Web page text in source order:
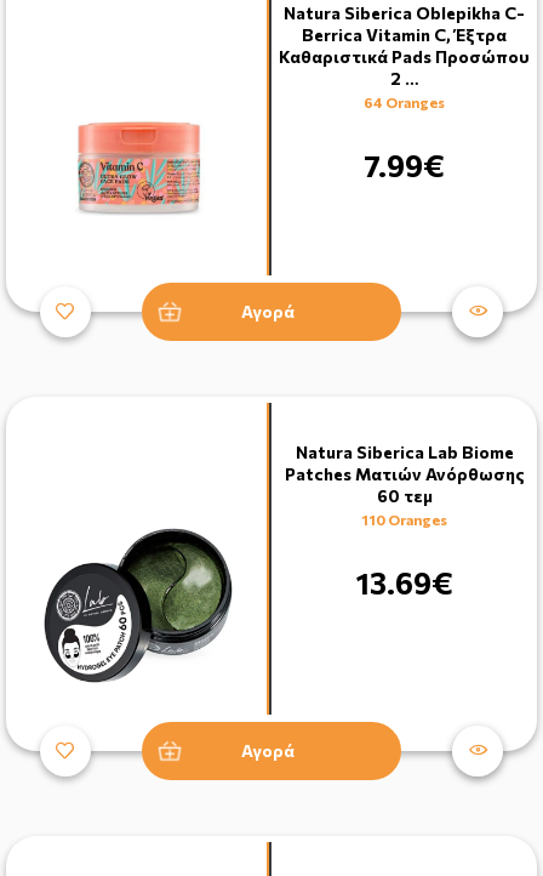
Natura Siberica Oblepikha C-
Berrica Vitamin C, Έξτρα
Καθαριστικά Pads Προσώπου
2 …
64 Oranges
7.99€
Αγορά
Natura Siberica Lab Biome
Patches Ματιών Ανόρθωσης
60 τεμ
110 Oranges
13.69€
Αγορά